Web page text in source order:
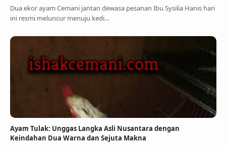
Dua ekor ayam Cemani jantan dewasa pesanan Ibu Sysilia Hanis hari
ini resmi meluncur menuju kedi…
Ayam Tulak: Unggas Langka Asli Nusantara dengan
Keindahan Dua Warna dan Sejuta Makna